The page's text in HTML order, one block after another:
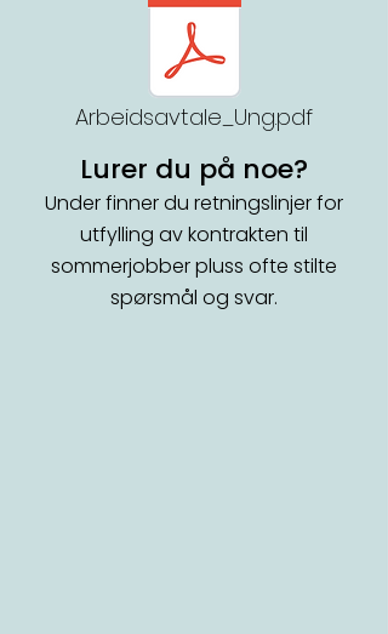
Arbeidsavtale_Ung.pdf
Lurer du på noe?
Under finner du retningslinjer for
utfylling av kontrakten til
sommerjobber pluss ofte stilte
spørsmål og svar.